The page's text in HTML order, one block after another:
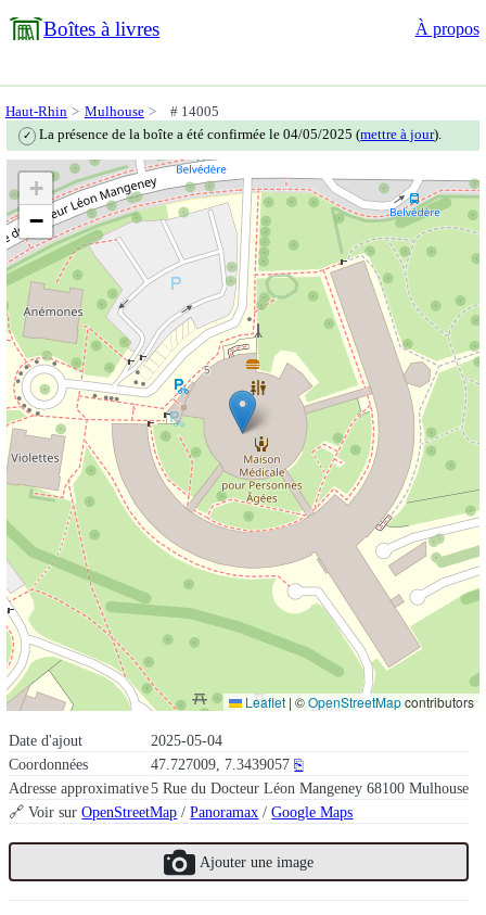
Boîtes à livres À propos
Haut-Rhin Mulhouse # 14005
✓ La présence de la boîte a été confirmée le 04/05/2025 (mettre à jour).
Date d'ajout
2025-05-04
Coordonnées
47.727009, 7.3439057 ⎘
Adresse approximative5 Rue du Docteur Léon Mangeney 68100 Mulhouse
🔗 Voir surOpenStreetMap /Panoramax /Google Maps
Ajouter une image
+
−
Leaflet | ©OpenStreetMapcontributors